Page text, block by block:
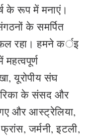
के रूप में मनाएं।
के समर्पित
रहा। हमने कर्इ
महत्वपूर्ण
यूरोपीय संघ
के संसद और
और आस्ट्रेलिया,
जर्मनी, इटली,